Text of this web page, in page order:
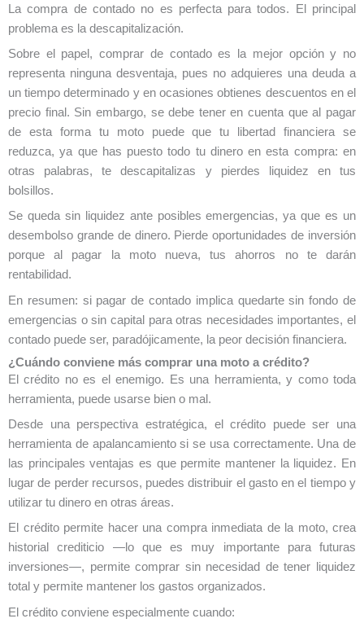
La compra de contado no es perfecta para todos. El principal
problema es la descapitalización.
Sobre el papel, comprar de contado es la mejor opción y no
representa ninguna desventaja, pues no adquieres una deuda a
un tiempo determinado y en ocasiones obtienes descuentos en el
precio final. Sin embargo, se debe tener en cuenta que al pagar
de esta forma tu moto puede que tu libertad financiera se
reduzca, ya que has puesto todo tu dinero en esta compra: en
otras palabras, te descapitalizas y pierdes liquidez en tus
bolsillos.
Se queda sin liquidez ante posibles emergencias, ya que es un
desembolso grande de dinero. Pierde oportunidades de inversión
porque al pagar la moto nueva, tus ahorros no te darán
rentabilidad.
En resumen: si pagar de contado implica quedarte sin fondo de
emergencias o sin capital para otras necesidades importantes, el
contado puede ser, paradójicamente, la peor decisión financiera.
¿Cuándo conviene más comprar una moto a crédito?
El crédito no es el enemigo. Es una herramienta, y como toda
herramienta, puede usarse bien o mal.
Desde una perspectiva estratégica, el crédito puede ser una
herramienta de apalancamiento si se usa correctamente. Una de
las principales ventajas es que permite mantener la liquidez. En
lugar de perder recursos, puedes distribuir el gasto en el tiempo y
utilizar tu dinero en otras áreas.
El crédito permite hacer una compra inmediata de la moto, crea
historial crediticio —lo que es muy importante para futuras
inversiones—, permite comprar sin necesidad de tener liquidez
total y permite mantener los gastos organizados.
El crédito conviene especialmente cuando: